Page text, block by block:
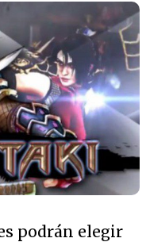
podrán elegir